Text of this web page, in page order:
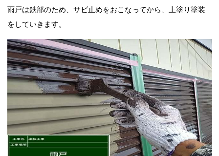
雨戸は鉄部のため、サビ止めをおこなってから、上塗り塗装
をしていきます。